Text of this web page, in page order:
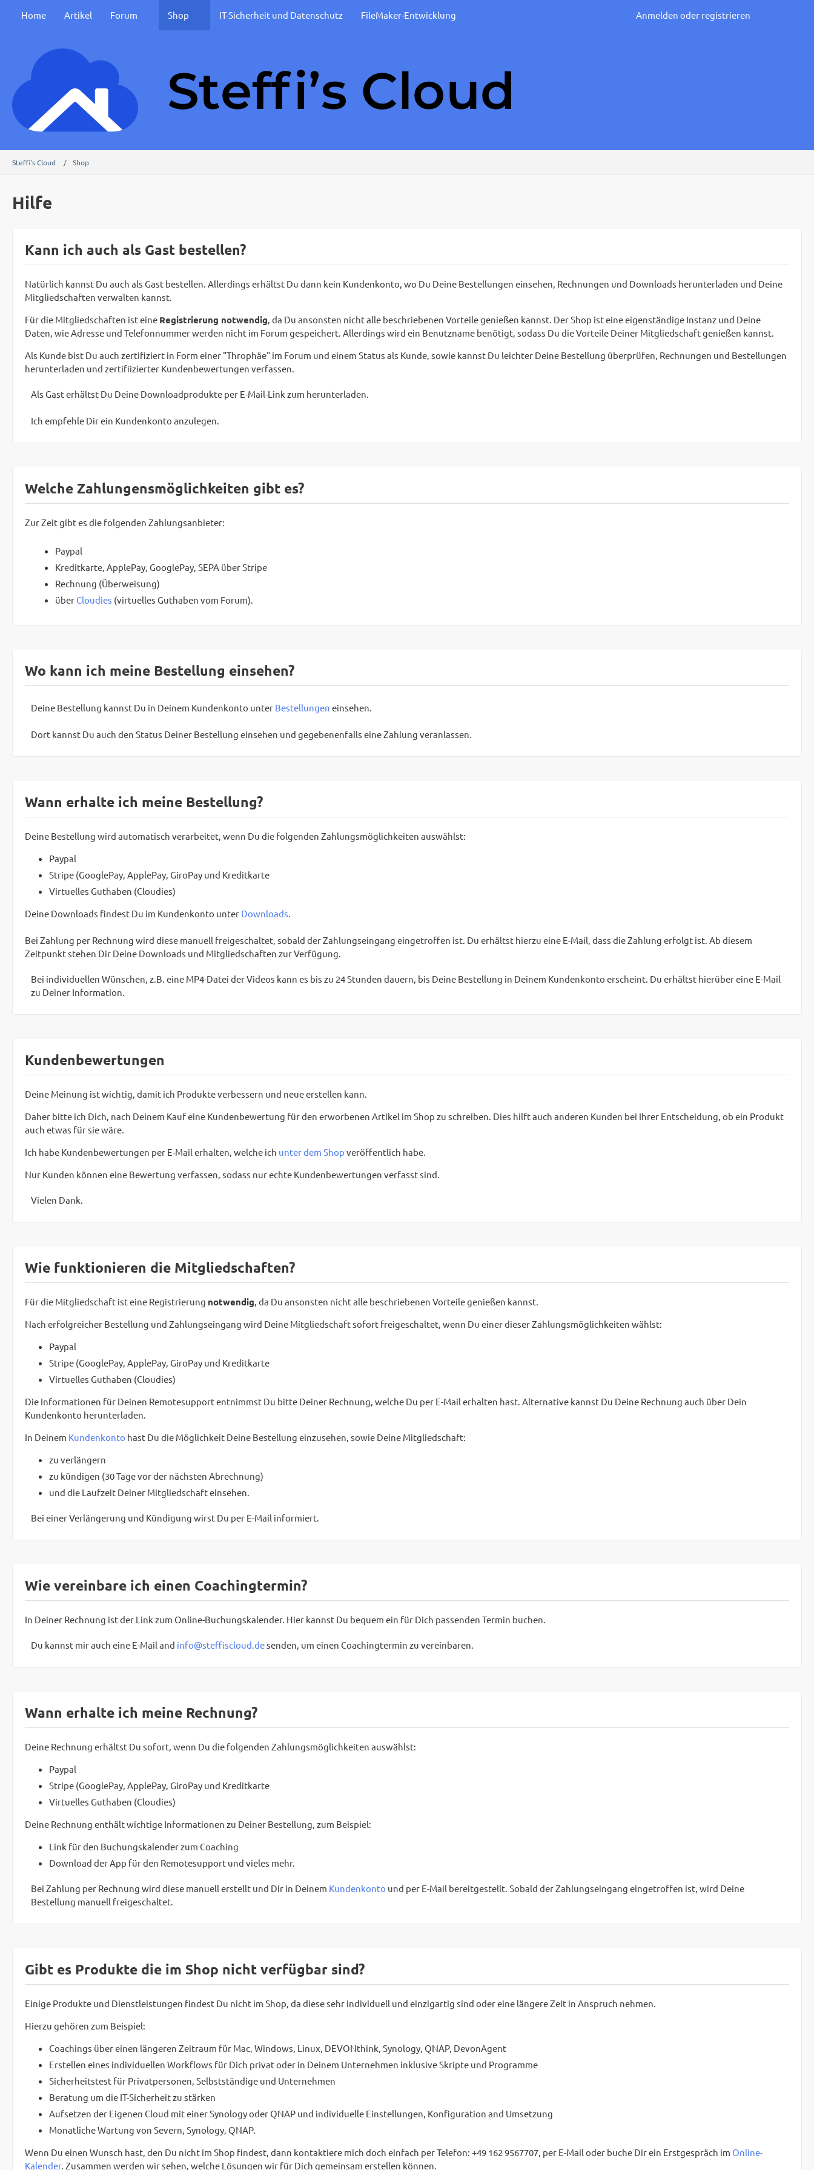
Home Artikel Forum Shop IT-Sicherheit und Datenschutz FileMaker-Entwicklung Anmelden oder registrieren
Steffi's Cloud Shop
Hilfe
Kann ich auch als Gast bestellen?
Natürlich kannst Du auch als Gast bestellen. Allerdings erhältst Du dann kein Kundenkonto, wo Du Deine Bestellungen einsehen, Rechnungen und Downloads herunterladen und Deine
Mitgliedschaften verwalten kannst.
Für die Mitgliedschaften ist eine Registrierung notwendig, da Du ansonsten nicht alle beschriebenen Vorteile genießen kannst. Der Shop ist eine eigenständige Instanz und Deine
Daten, wie Adresse und Telefonnummer werden nicht im Forum gespeichert. Allerdings wird ein Benutzname benötigt, sodass Du die Vorteile Deiner Mitgliedschaft genießen kannst.
Als Kunde bist Du auch zertifiziert in Form einer "Throphäe" im Forum und einem Status als Kunde, sowie kannst Du leichter Deine Bestellung überprüfen, Rechnungen und Bestellungen
herunterladen und zertifiizierter Kundenbewertungen verfassen.
Als Gast erhältst Du Deine Downloadprodukte per E-Mail-Link zum herunterladen.
Ich empfehle Dir ein Kundenkonto anzulegen.
Welche Zahlungensmöglichkeiten gibt es?
Zur Zeit gibt es die folgenden Zahlungsanbieter:
Paypal
Kreditkarte, ApplePay, GooglePay, SEPA über Stripe
Rechnung (Überweisung)
über Cloudies (virtuelles Guthaben vom Forum).
Wo kann ich meine Bestellung einsehen?
Deine Bestellung kannst Du in Deinem Kundenkonto unter Bestellungen einsehen.
Dort kannst Du auch den Status Deiner Bestellung einsehen und gegebenenfalls eine Zahlung veranlassen.
Wann erhalte ich meine Bestellung?
Deine Bestellung wird automatisch verarbeitet, wenn Du die folgenden Zahlungsmöglichkeiten auswählst:
Paypal
Stripe (GooglePay, ApplePay, GiroPay und Kreditkarte
Virtuelles Guthaben (Cloudies)
Deine Downloads findest Du im Kundenkonto unter Downloads.
Bei Zahlung per Rechnung wird diese manuell freigeschaltet, sobald der Zahlungseingang eingetroffen ist. Du erhältst hierzu eine E-Mail, dass die Zahlung erfolgt ist. Ab diesem
Zeitpunkt stehen Dir Deine Downloads und Mitgliedschaften zur Verfügung.
Bei individuellen Wünschen, z.B. eine MP4-Datei der Videos kann es bis zu 24 Stunden dauern, bis Deine Bestellung in Deinem Kundenkonto erscheint. Du erhältst hierüber eine E-Mail
zu Deiner Information.
Kundenbewertungen
Deine Meinung ist wichtig, damit ich Produkte verbessern und neue erstellen kann.
Daher bitte ich Dich, nach Deinem Kauf eine Kundenbewertung für den erworbenen Artikel im Shop zu schreiben. Dies hilft auch anderen Kunden bei Ihrer Entscheidung, ob ein Produkt
auch etwas für sie wäre.
Ich habe Kundenbewertungen per E-Mail erhalten, welche ich unter dem Shop veröffentlich habe.
Nur Kunden können eine Bewertung verfassen, sodass nur echte Kundenbewertungen verfasst sind.
Vielen Dank.
Wie funktionieren die Mitgliedschaften?
Für die Mitgliedschaft ist eine Registrierung notwendig, da Du ansonsten nicht alle beschriebenen Vorteile genießen kannst.
Nach erfolgreicher Bestellung und Zahlungseingang wird Deine Mitgliedschaft sofort freigeschaltet, wenn Du einer dieser Zahlungsmöglichkeiten wählst:
Paypal
Stripe (GooglePay, ApplePay, GiroPay und Kreditkarte
Virtuelles Guthaben (Cloudies)
Die Informationen für Deinen Remotesupport entnimmst Du bitte Deiner Rechnung, welche Du per E-Mail erhalten hast. Alternative kannst Du Deine Rechnung auch über Dein
Kundenkonto herunterladen.
In Deinem Kundenkonto hast Du die Möglichkeit Deine Bestellung einzusehen, sowie Deine Mitgliedschaft:
zu verlängern
zu kündigen (30 Tage vor der nächsten Abrechnung)
und die Laufzeit Deiner Mitgliedschaft einsehen.
Bei einer Verlängerung und Kündigung wirst Du per E-Mail informiert.
Wie vereinbare ich einen Coachingtermin?
In Deiner Rechnung ist der Link zum Online-Buchungskalender. Hier kannst Du bequem ein für Dich passenden Termin buchen.
Du kannst mir auch eine E-Mail and info@steffiscloud.desenden, um einen Coachingtermin zu vereinbaren.
Wann erhalte ich meine Rechnung?
Deine Rechnung erhältst Du sofort, wenn Du die folgenden Zahlungsmöglichkeiten auswählst:
Paypal
Stripe (GooglePay, ApplePay, GiroPay und Kreditkarte
Virtuelles Guthaben (Cloudies)
Deine Rechnung enthält wichtige Informationen zu Deiner Bestellung, zum Beispiel:
Link für den Buchungskalender zum Coaching
Download der App für den Remotesupport und vieles mehr.
Bei Zahlung per Rechnung wird diese manuell erstellt und Dir in Deinem Kundenkonto und per E-Mail bereitgestellt. Sobald der Zahlungseingang eingetroffen ist, wird Deine
Bestellung manuell freigeschaltet.
Gibt es Produkte die im Shop nicht verfügbar sind?
Einige Produkte und Dienstleistungen findest Du nicht im Shop, da diese sehr individuell und einzigartig sind oder eine längere Zeit in Anspruch nehmen.
Hierzu gehören zum Beispiel:
Coachings über einen längeren Zeitraum für Mac, Windows, Linux, DEVONthink, Synology, QNAP, DevonAgent
Erstellen eines individuellen Workflows für Dich privat oder in Deinem Unternehmen inklusive Skripte und Programme
Sicherheitstest für Privatpersonen, Selbstständige und Unternehmen
Beratung um die IT-Sicherheit zu stärken
Aufsetzen der Eigenen Cloud mit einer Synology oder QNAP und individuelle Einstellungen, Konfiguration and Umsetzung
Monatliche Wartung von Severn, Synology, QNAP.
Wenn Du einen Wunsch hast, den Du nicht im Shop findest, dann kontaktiere mich doch einfach per Telefon: +49 162 9567707, per E-Mail oder buche Dir ein Erstgespräch im Online-
Kalender. Zusammen werden wir sehen, welche Lösungen wir für Dich gemeinsam erstellen können.